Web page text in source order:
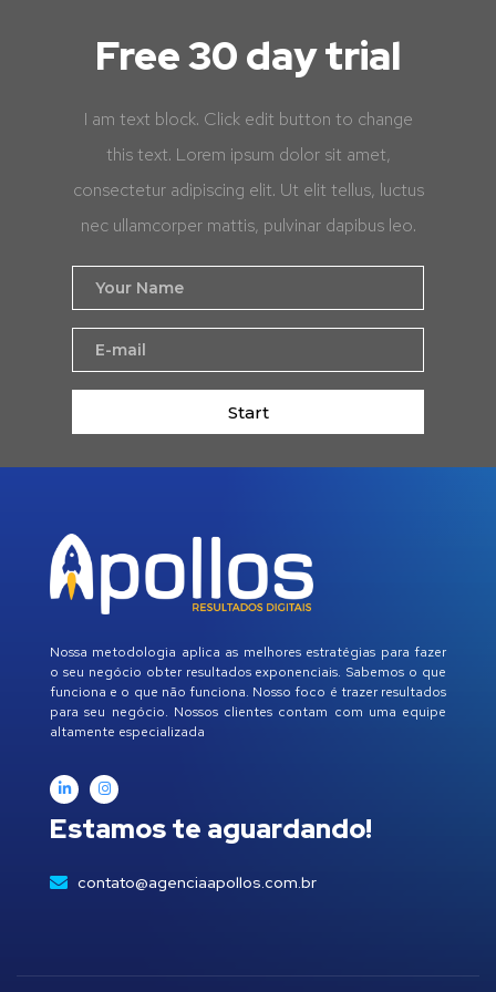
Free 30 day trial
I am text block. Click edit button to change
this text. Lorem ipsum dolor sit amet,
consectetur adipiscing elit. Ut elit tellus, luctus
nec ullamcorper mattis, pulvinar dapibus leo.
Start
Nossa metodologia aplica as melhores estratégias para fazer
o seu negócio obter resultados exponenciais. Sabemos o que
funciona e o que não funciona. Nosso foco é trazer resultados
para seu negócio. Nossos clientes contam com uma equipe
altamente especializada
Estamos te aguardando!
contato@agenciaapollos.com.br